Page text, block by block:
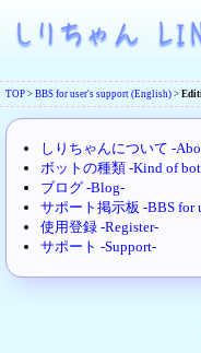
TOP > BBS for user's support (English) >
しりちゃんについて -
ボットの種類 -Kind of
ブログ -Blog-
サポート掲示板 -BBS for
使用登録 -Register-
サポート -Support-